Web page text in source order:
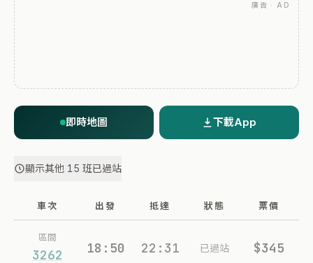
廣告 · AD
即時地圖 下載App
顯示其他 15 班已過站
車次 出發 抵達 狀態 票價
區間
3262 18:50 22:31 已過站 $345